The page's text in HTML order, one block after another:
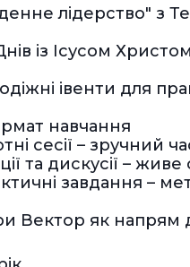
лідерство" з
із Ісусом
івенти для
навчання
сесії – зручний
та дискусії –
завдання –
Вектор як напрям